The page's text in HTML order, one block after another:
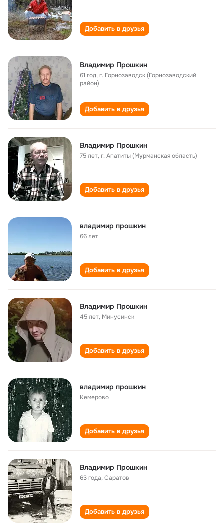
Добавить в друзья
Владимир Прошкин
61 год,г. Горнозаводск (Горнозаводский
район)
Добавить в друзья
Владимир Прошкин
75 лет,г. Апатиты (Мурманская область)
Добавить в друзья
владимир прошкин
66 лет
Добавить в друзья
Владимир Прошкин
45 лет, Минусинск
Добавить в друзья
владимир прошкин
Кемерово
Добавить в друзья
Владимир Прошкин
63 года,Саратов
Добавить в друзья